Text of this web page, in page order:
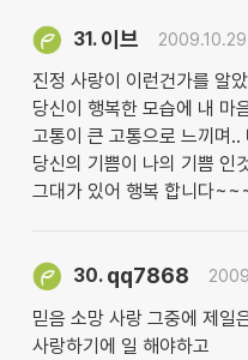
31. 이브
진정 사랑이 이런건가를 알
당신이 행복한 모습에 내 마
고통이 큰 고통으로 느끼며
당신의 기쁨이 나의 기쁨 인
그대가 있어 행복 합니다
30. qq7868
믿음 소망 사랑 그중에 제일
사랑하기에 일 해야하고